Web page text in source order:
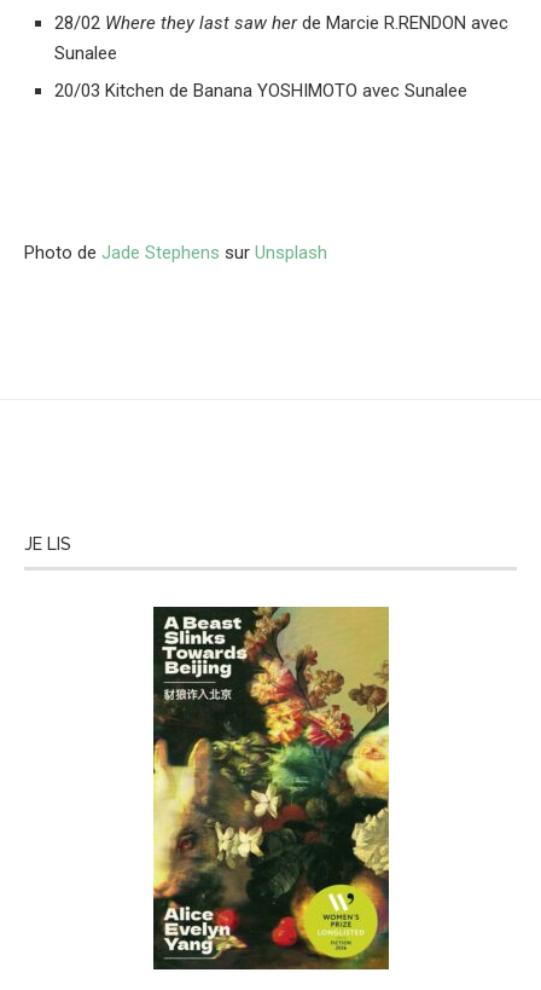
28/02 Where they last saw herde Marcie R.RENDON avec
Sunalee
20/03 Kitchen de Banana YOSHIMOTO avec Sunalee
Photo de Jade Stephens sur Unsplash
JE LIS